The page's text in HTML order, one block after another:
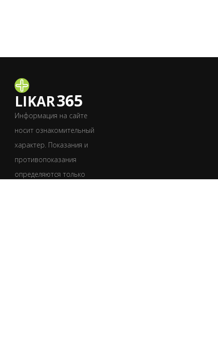
LIKAR365
Информация на сайте
носит ознакомительный
характер. Показания и
противопоказания
определяются только